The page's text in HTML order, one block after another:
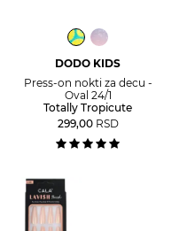
DODO KIDS
Press-on nokti za decu -
Oval 24/1
Totally Tropicute
299,00 RSD